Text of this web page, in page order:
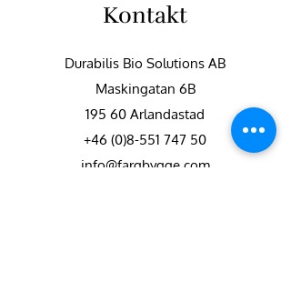
Kontakt
Durabilis Bio Solutions AB
Maskingatan 6B
195 60 Arlandastad
+46 (0)8-551 747 50
info@fargbygge.com